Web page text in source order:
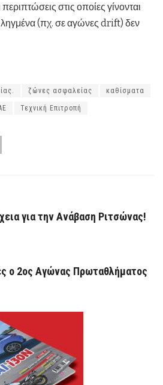
στις οποίες γίνονται
ληγμένα (πχ. σε αγώνες drift) δεν
ζώνες ασφαλείας καθίσματα
Τεχνική Επιτροπή
για την Ανάβαση Ριτσώνας!
ο 2ος Αγώνας Πρωταθλήματος